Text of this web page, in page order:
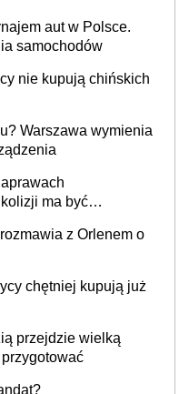
aut w Polsce.
samochodów
nie kupują chińskich
Warszawa wymienia
ma być
z Orlenem o
chętniej kupują już
przejdzie wielką